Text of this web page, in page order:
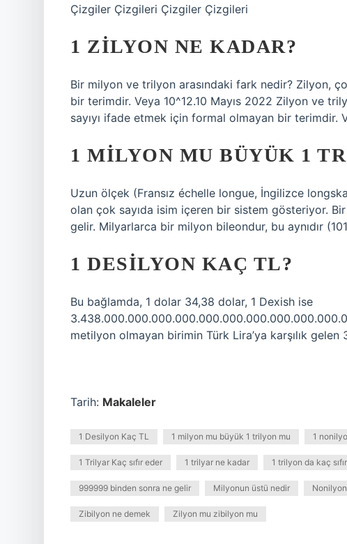
Çizgiler Çizgileri Çizgiler Çizgileri
1 ZILYON NE KADAR?
Bir milyon ve trilyon arasındaki fark nedir? Zilyon,
bir terimdir. Veya 10^12.10 Mayıs 2022 Zilyon ve
sayıyı ifade etmek için formal olmayan bir terimdir.
1 MILYON MU BÜYÜK 1
Uzun ölçek (Fransız échelle longue, İngilizce
olan çok sayıda isim içeren bir sistem gösteriyor. Bir
gelir. Milyarlarca bir milyon bileondur, bu aynıdır
1 DESILYON KAÇ TL?
Bu bağlamda, 1 dolar 34,38 dolar, 1 Dexish ise
metilyon olmayan birimin Türk Lira’ya karşılık gelen
Tarih: Makaleler
1 Desilyon Kaç TL 1 milyon mu büyük 1 trilyon mu 1
1 Trilyar Kaç sıfır eder 1 trilyar ne kadar 1 trilyon da kaç
999999 binden sonra ne gelir Milyonun üstü nedir
Zibilyon ne demek Zilyon mu zibilyon mu